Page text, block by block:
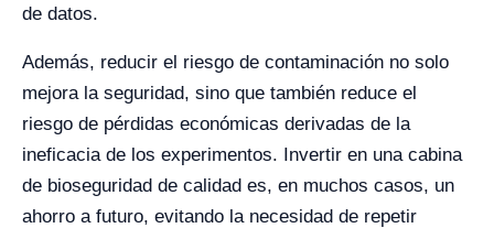
de datos.
Además, reducir el riesgo de contaminación no solo
mejora la seguridad, sino que también reduce el
riesgo de pérdidas económicas derivadas de la
ineficacia de los experimentos. Invertir en una cabina
de bioseguridad de calidad es, en muchos casos, un
ahorro a futuro, evitando la necesidad de repetir